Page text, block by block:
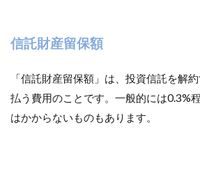
信託財産留保額
「信託財産留保額」は、投資信託を解
払う費用のことです。一般的には0.3%
はかからないものもあります。